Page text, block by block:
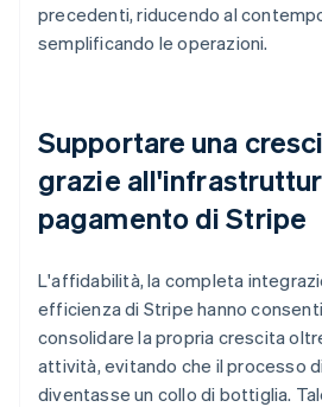
precedenti, riducendo al
semplificando le operazioni.
Supportare una
grazie
pagamento di Stripe
L'affidabilità, la completa
efficienza di Stripe hanno
consolidare la propria crescita
attività, evitando che il processo
diventasse un collo di bottiglia.